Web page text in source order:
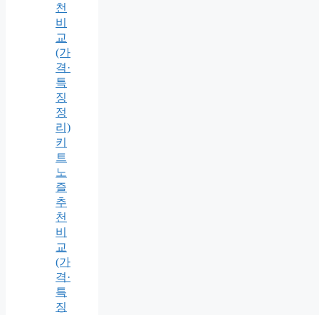
천
비
교
(가
격·
특
징
정
리)
키
트
노
즐
추
천
비
교
(가
격·
특
징